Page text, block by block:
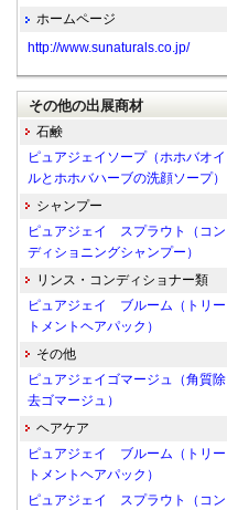
ホームページ
http://www.sunaturals.co.jp/
その他の出展商材
石鹸
ピュアジェイソープ（ホホバオイ
ルとホホバハーブの洗顔ソープ）
シャンプー
ピュアジェイ スプラウト（コン
ディショニングシャンプー）
リンス・コンディショナー類
ピュアジェイ ブルーム（トリー
トメントヘアパック）
その他
ピュアジェイゴマージュ（角質除
去ゴマージュ）
ヘアケア
ピュアジェイ ブルーム（トリー
トメントヘアパック）
ピュアジェイ スプラウト（コン